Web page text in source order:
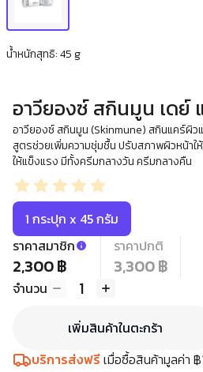
น้ำหนักสุทธิ: 45 g
อาวียองซ์ สกินมูน เดย์
อาวียองซ์ สกินมูน (Skinmune) สกินแคร์ผิ
สูตรช่วยเพิ่มความชุ่มชื้น ปรับสภาพผิวหน้าใ
ให้แข็งแรง มีทั้งครีมกลางวัน ครีมกลางคืน
1 กระปุก x 45 กรัม
ราคาสมาชิก
2,300 ฿
ราคาปกติ
3,300 ฿
จำนวน 1
เพิ่มสินค้าในตะกร้า
บริการส่งฟรีเมื่อซื้อสินค้ามูลค่า ฿